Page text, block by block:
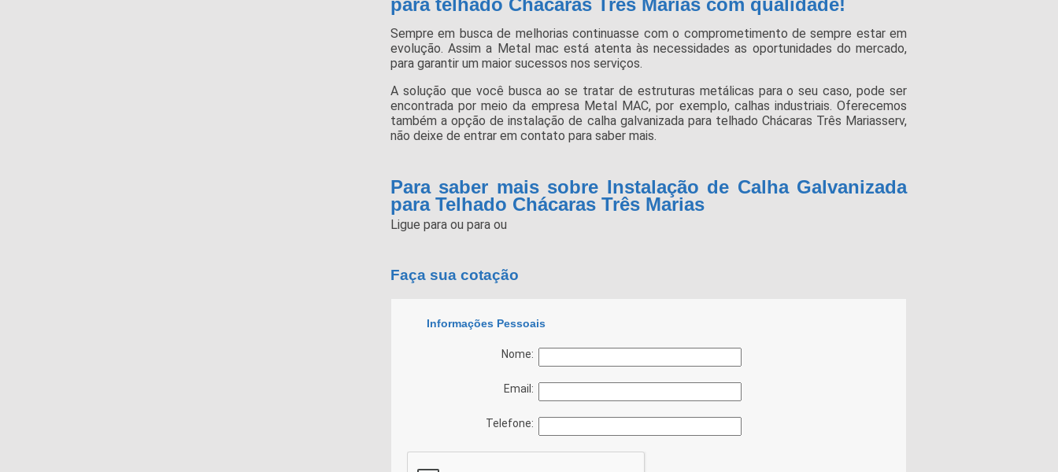
Sempre em busca de melhorias continuasse com o comprometimento de sempre estar em
evolução. Assim a Metal mac está atenta às necessidades as oportunidades do mercado,
para garantir um maior sucessos nos serviços.
A solução que você busca ao se tratar de estruturas metálicas para o seu caso, pode ser
encontrada por meio da empresa Metal MAC, por exemplo, calhas industriais. Oferecemos
também a opção de instalação de calha galvanizada para telhado Chácaras Três Mariasserv,
não deixe de entrar em contato para saber mais.
Para saber mais sobre Instalação de Calha Galvanizada
para Telhado Chácaras Três Marias
Ligue para ou para ou
Faça sua cotação
Informações Pessoais
Nome:
Email:
Telefone: